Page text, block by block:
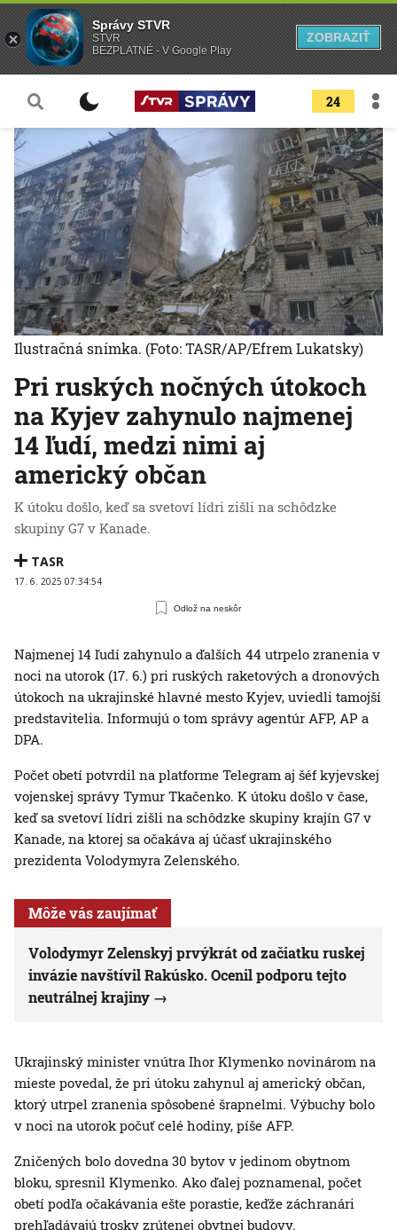
24
Pri ruských nočných útokoch
na Kyjev zahynulo najmenej
14 ľudí, medzi nimi aj
americký občan
K útoku došlo, keď sa svetoví lídri zišli na schôdzke
skupiny G7 v Kanade.
TASR
17. 6. 2025 07:34:54
Odlož na neskôr
Ilustračná snímka. (Foto: TASR/AP/Efrem Lukatsky)
Najmenej 14 ľudí zahynulo a ďalších 44 utrpelo zranenia v
noci na utorok (17. 6.) pri ruských raketových a dronových
útokoch na ukrajinské hlavné mesto Kyjev, uviedli tamojší
predstavitelia. Informujú o tom správy agentúr AFP, AP a
DPA.
Počet obetí potvrdil na platforme Telegram aj šéf kyjevskej
vojenskej správy Tymur Tkačenko. K útoku došlo v čase,
keď sa svetoví lídri zišli na schôdzke skupiny krajín G7 v
Kanade, na ktorej sa očakáva aj účasť ukrajinského
prezidenta Volodymyra Zelenského.
Môže vás zaujímať
Volodymyr Zelenskyj prvýkrát od začiatku ruskej
invázie navštívil Rakúsko. Ocenil podporu tejto
neutrálnej krajiny
Ukrajinský minister vnútra Ihor Klymenko novinárom na
mieste povedal, že pri útoku zahynul aj americký občan,
ktorý utrpel zranenia spôsobené šrapnelmi. Výbuchy bolo
v noci na utorok počuť celé hodiny, píše AFP.
Zničených bolo dovedna 30 bytov v jedinom obytnom
bloku, spresnil Klymenko. Ako ďalej poznamenal, počet
obetí podľa očakávania ešte porastie, keďže záchranári
prehľadávajú trosky zrútenej obytnej budovy.
Správy STVR
STVR
BEZPLATNÉ - V Google Play
ZOBRAZIŤ